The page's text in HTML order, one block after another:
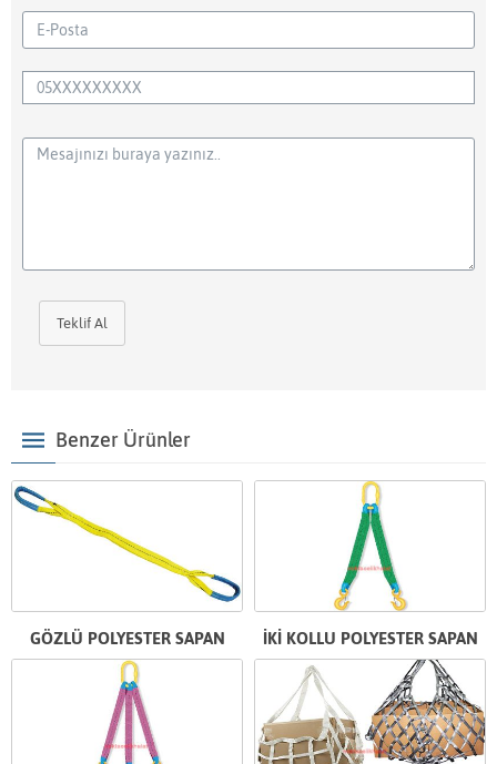
Teklif Al
Benzer Ürünler
GÖZLÜ POLYESTER SAPAN İKİ KOLLU POLYESTER SAPAN